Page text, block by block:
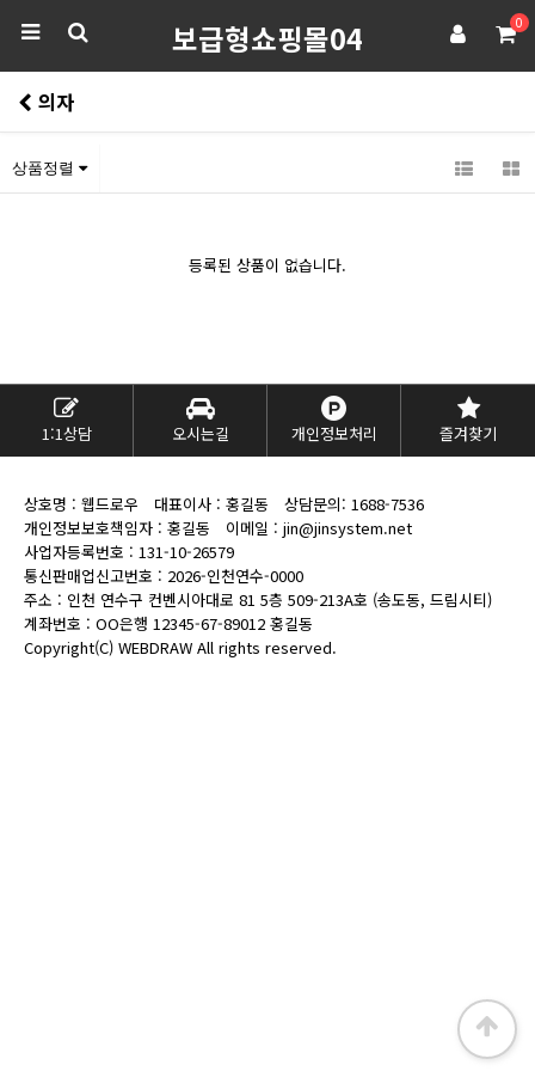
보급형쇼핑몰04 0
의자
상품정렬
등록된 상품이 없습니다.
1:1상담 오시는길 개인정보처리 즐겨찾기
상호명 : 웹드로우 대표이사 : 홍길동 상담문의: 1688-7536
개인정보보호책임자 : 홍길동
이메일 : jin@jinsystem.net
사업자등록번호 : 131-10-26579
통신판매업신고번호 : 2026-인천연수-0000
주소 : 인천 연수구 컨벤시아대로 81 5층 509-213A호 (송도동, 드림시티)
계좌번호 : OO은행 12345-67-89012 홍길동
Copyright(C) WEBDRAW All rights reserved.